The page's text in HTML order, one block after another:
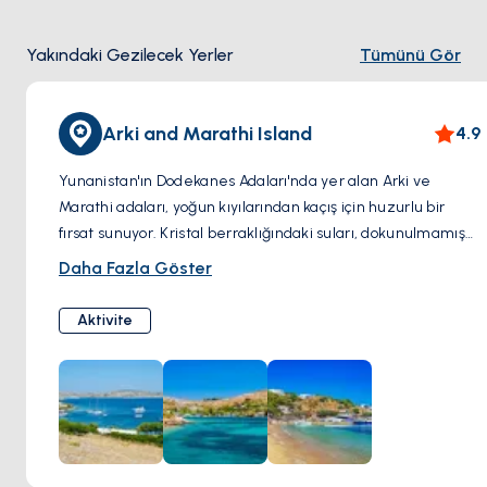
Yakındaki Gezilecek Yerler Tümünü Gör
Arki and Marathi Island 4.9
Yunanistan'ın Dodekanes Adaları'nda yer alan Arki ve
Marathi adaları, yoğun kıyılarından kaçış için huzurlu bir
fırsat sunuyor. Kristal berraklığındaki suları, dokunulmamış
doğal manzaraları ve şirin geleneksel köyleri ile bu adalar
küçüğü olup, doğa meraklıları için mükemmel olan sakin
plajlara ve doğa yürüyüşü rotalarına sahiptir. Diğer yandan,
Marathi'nin engebeli kıyıları ve turkuaz koyları, maceracıları
gizli hazinelerini keşfetmeye çağırıyor.
Daha Fazla Göster
Aktivite